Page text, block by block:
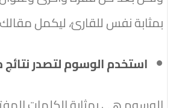
بمثابة نفس للقارئ، ليكمل
استخدم الوسوم لتصدر